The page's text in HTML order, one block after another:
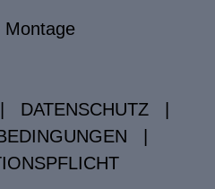
Montage
DATENSCHUTZ